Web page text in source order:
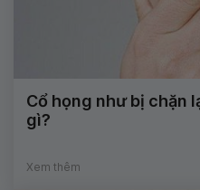
Cổ họng như bị chặn
gì?
Xem thêm